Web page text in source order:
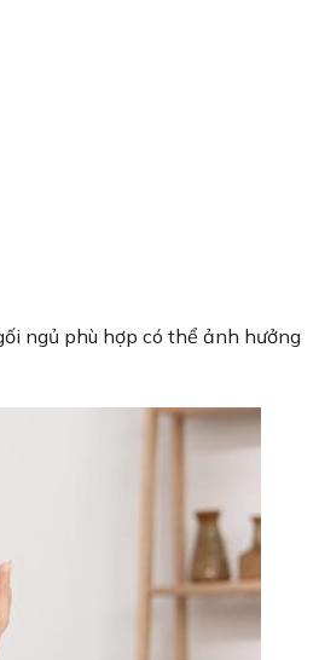
ngủ phù hợp có thể ảnh hưởng